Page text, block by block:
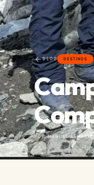
BLOG DESTINOS
POR MANUEL